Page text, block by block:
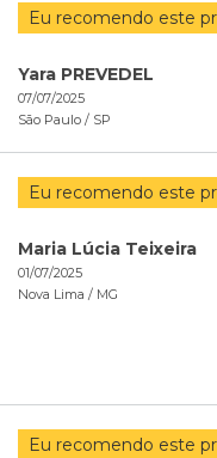
Eu recomendo este
Yara PREVEDEL
07/07/2025
São Paulo / SP
Eu recomendo este
Maria Lúcia Teixeira
01/07/2025
Nova Lima / MG
Eu recomendo este